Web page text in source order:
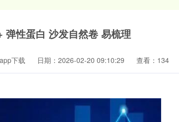
弹性蛋白 沙发自然卷 易梳理
下载 日期：2026-02-20 09:10:29 查看：134